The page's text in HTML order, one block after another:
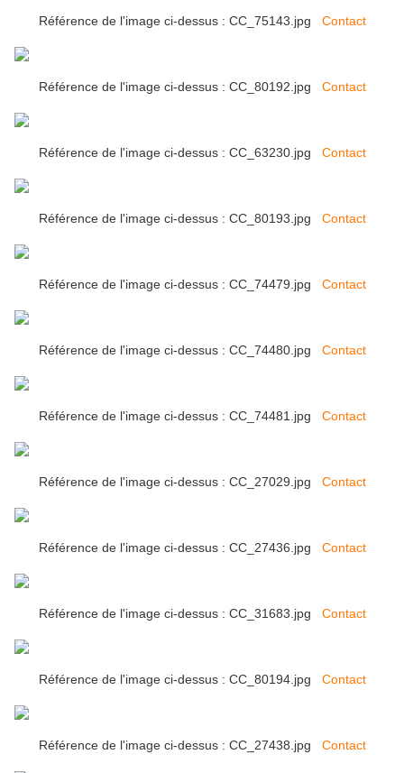
Référence de l'image ci-dessus : CC_75143.jpg Contact
Référence de l'image ci-dessus : CC_80192.jpg Contact
Référence de l'image ci-dessus : CC_63230.jpg Contact
Référence de l'image ci-dessus : CC_80193.jpg Contact
Référence de l'image ci-dessus : CC_74479.jpg Contact
Référence de l'image ci-dessus : CC_74480.jpg Contact
Référence de l'image ci-dessus : CC_74481.jpg Contact
Référence de l'image ci-dessus : CC_27029.jpg Contact
Référence de l'image ci-dessus : CC_27436.jpg Contact
Référence de l'image ci-dessus : CC_31683.jpg Contact
Référence de l'image ci-dessus : CC_80194.jpg Contact
Référence de l'image ci-dessus : CC_27438.jpg Contact